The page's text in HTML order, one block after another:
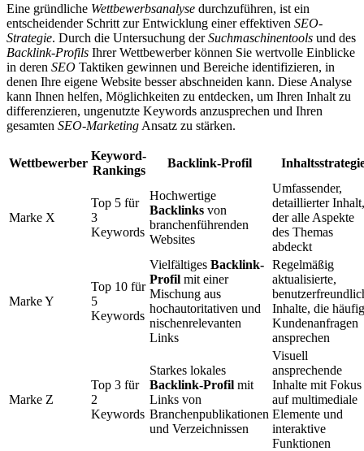
Eine gründliche Wettbewerbsanalyse durchzuführen, ist ein
entscheidender Schritt zur Entwicklung einer effektiven SEO-
Strategie. Durch die Untersuchung derSuchmaschinentools und des
Backlink-Profils Ihrer Wettbewerber können Sie wertvolle Einblicke
in deren SEO Taktiken gewinnen und Bereiche identifizieren, in
denen Ihre eigene Website besser abschneiden kann. Diese Analyse
kann Ihnen helfen, Möglichkeiten zu entdecken, um Ihren Inhalt zu
differenzieren, ungenutzte Keywords anzusprechen und Ihren
gesamten SEO-Marketing Ansatz zu stärken.
Wettbewerber
Keyword-
Rankings
Backlink-Profil
Marke X
Top 5 für
3
Keywords
Hochwertige
Backlinks von
branchenführenden
Websites
Umfassender,
detaillierter Inhalt,
der alle Aspekte
des Themas
abdeckt
Marke Y
Top 10 für
5
Keywords
Vielfältiges Backlink-
Profil mit einer
Mischung aus
hochautoritativen und
nischenrelevanten
Links
Regelmäßig
aktualisierte,
Inhalte, die
Kundenanfragen
ansprechen
Marke Z
Top 3 für
2
Keywords
Starkes lokales
Backlink-Profil mit
Links von
Branchenpublikationen
und Verzeichnissen
Visuell
ansprechende
Inhalte mit Fokus
auf multimediale
Elemente und
interaktive
Funktionen